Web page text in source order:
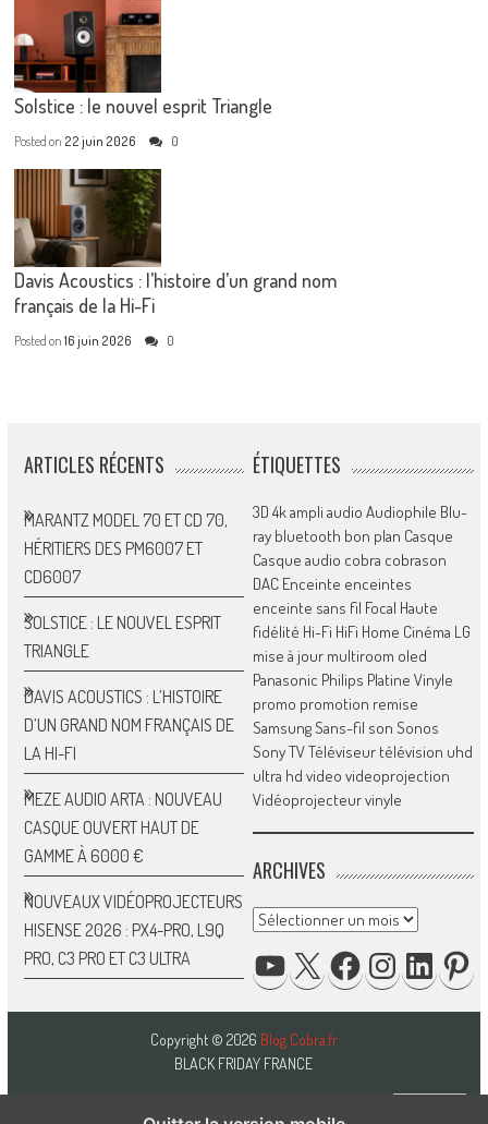
Solstice : le nouvel esprit Triangle
Posted on 22 juin 2026 0
Davis Acoustics : l’histoire d’un grand nom
français de la Hi-Fi
Posted on16 juin 2026 0
ARTICLES RÉCENTS
MARANTZ MODEL 70 ET CD 70,
HÉRITIERS DES PM6007 ET
CD6007
SOLSTICE : LE NOUVEL ESPRIT
TRIANGLE
DAVIS ACOUSTICS : L’HISTOIRE
D’UN GRAND NOM FRANÇAIS DE
LA HI-FI
MEZE AUDIO ARTA : NOUVEAU
CASQUE OUVERT HAUT DE
GAMME À 6000 €
NOUVEAUX VIDÉOPROJECTEURS
HISENSE 2026 : PX4-PRO, L9Q
PRO, C3 PRO ET C3 ULTRA
ÉTIQUETTES
3D 4kampli audio Audiophile Blu-
ray bluetooth bon plan Casque
Casque audio cobra cobrason
DAC Enceinte enceintes
enceinte sans fil Focal Haute
fidélité Hi-Fi HiFi Home Cinéma LG
mise à jour multiroom oled
Panasonic Philips Platine Vinyle
promo promotion remise
SamsungSans-fil son Sonos
SonyTVTéléviseur télévision uhd
ultra hd video videoprojection
Vidéoprojecteurvinyle
ARCHIVES
Archives
YOUTUBE INSTAGRAM
Copyright © 2026 Blog Cobra.fr
BLACK FRIDAY FRANCE